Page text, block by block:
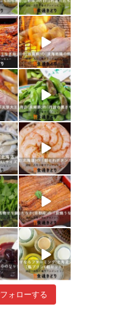
1月 23
shokutuu_kidor
i
1月 18
shokutuu_kidor
i
1月 15
shokutuu_kidor
i
1月 8
shokutuu_kidor
i
12月 30
shokutuu_kidor
i
12月 28
ォローする